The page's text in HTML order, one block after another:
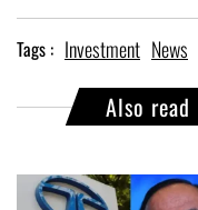
Tags : Investment News
Also read